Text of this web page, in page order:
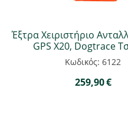
Έξτρα Χειριστήριο
GPS X20, Dogtrace
Κωδικός: 6122
259,90€